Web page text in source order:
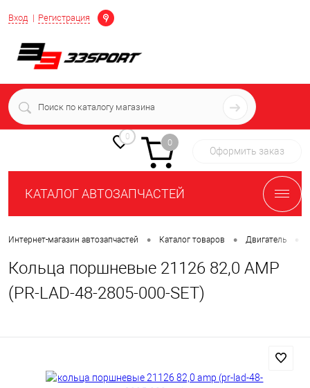
Вход Регистрация
Определение
+7 (939) 716-10-06
пн-пт 7:00-16:00 МСК
0
0
Оформить заказ
КАТАЛОГ АВТОЗАПЧАСТЕЙ
Интернет-магазин автозапчастей • Каталог товаров • Двигатель
Кольца поршневые 21126 82,0 AMP
(PR-LAD-48-2805-000-SET)